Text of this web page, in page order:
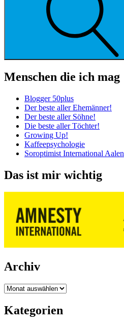
Menschen die ich mag
Blogger 50plus
Der beste aller Ehemänner!
Der beste aller Söhne!
Die beste aller Töchter!
Growing Up!
Kaffeepsychologie
Soroptimist International Aalen
Das ist mir wichtig
Archiv
Archiv
Kategorien